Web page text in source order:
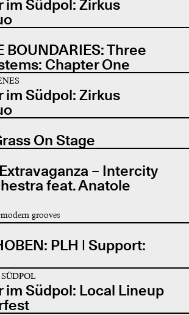
im Südpol: Zirkus
BOUNDARIES: Three
Chapter One
im Südpol: Zirkus
On Stage
– Intercity
feat. Anatole
grooves
PLH | Support:
im Südpol: Local Lineup